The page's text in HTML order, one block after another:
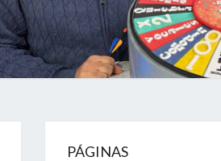
PÁGINAS